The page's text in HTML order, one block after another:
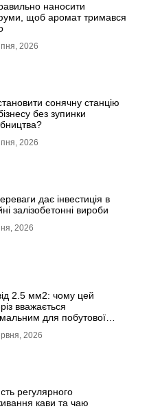
наносити
щоб аромат тримався
2026
сонячну станцію
без зупинки
2026
дає інвестиція в
залізобетонні вироби
2026
2.5 мм2: чому цей
вважається
для побутової
2026
регулярного
кави та чаю